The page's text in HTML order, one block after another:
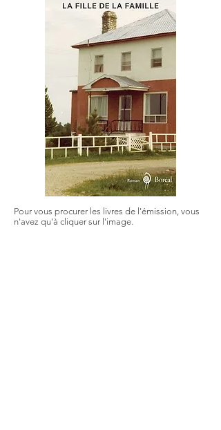
Pour vous procurer les livres de l'émission, vous
n'avez qu'à cliquer sur l'image.